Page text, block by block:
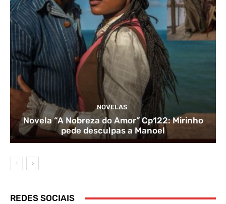
NOVELAS
Novela “A Nobreza do Amor” Cp122: Mirinho
pede desculpas a Manoel
REDES SOCIAIS